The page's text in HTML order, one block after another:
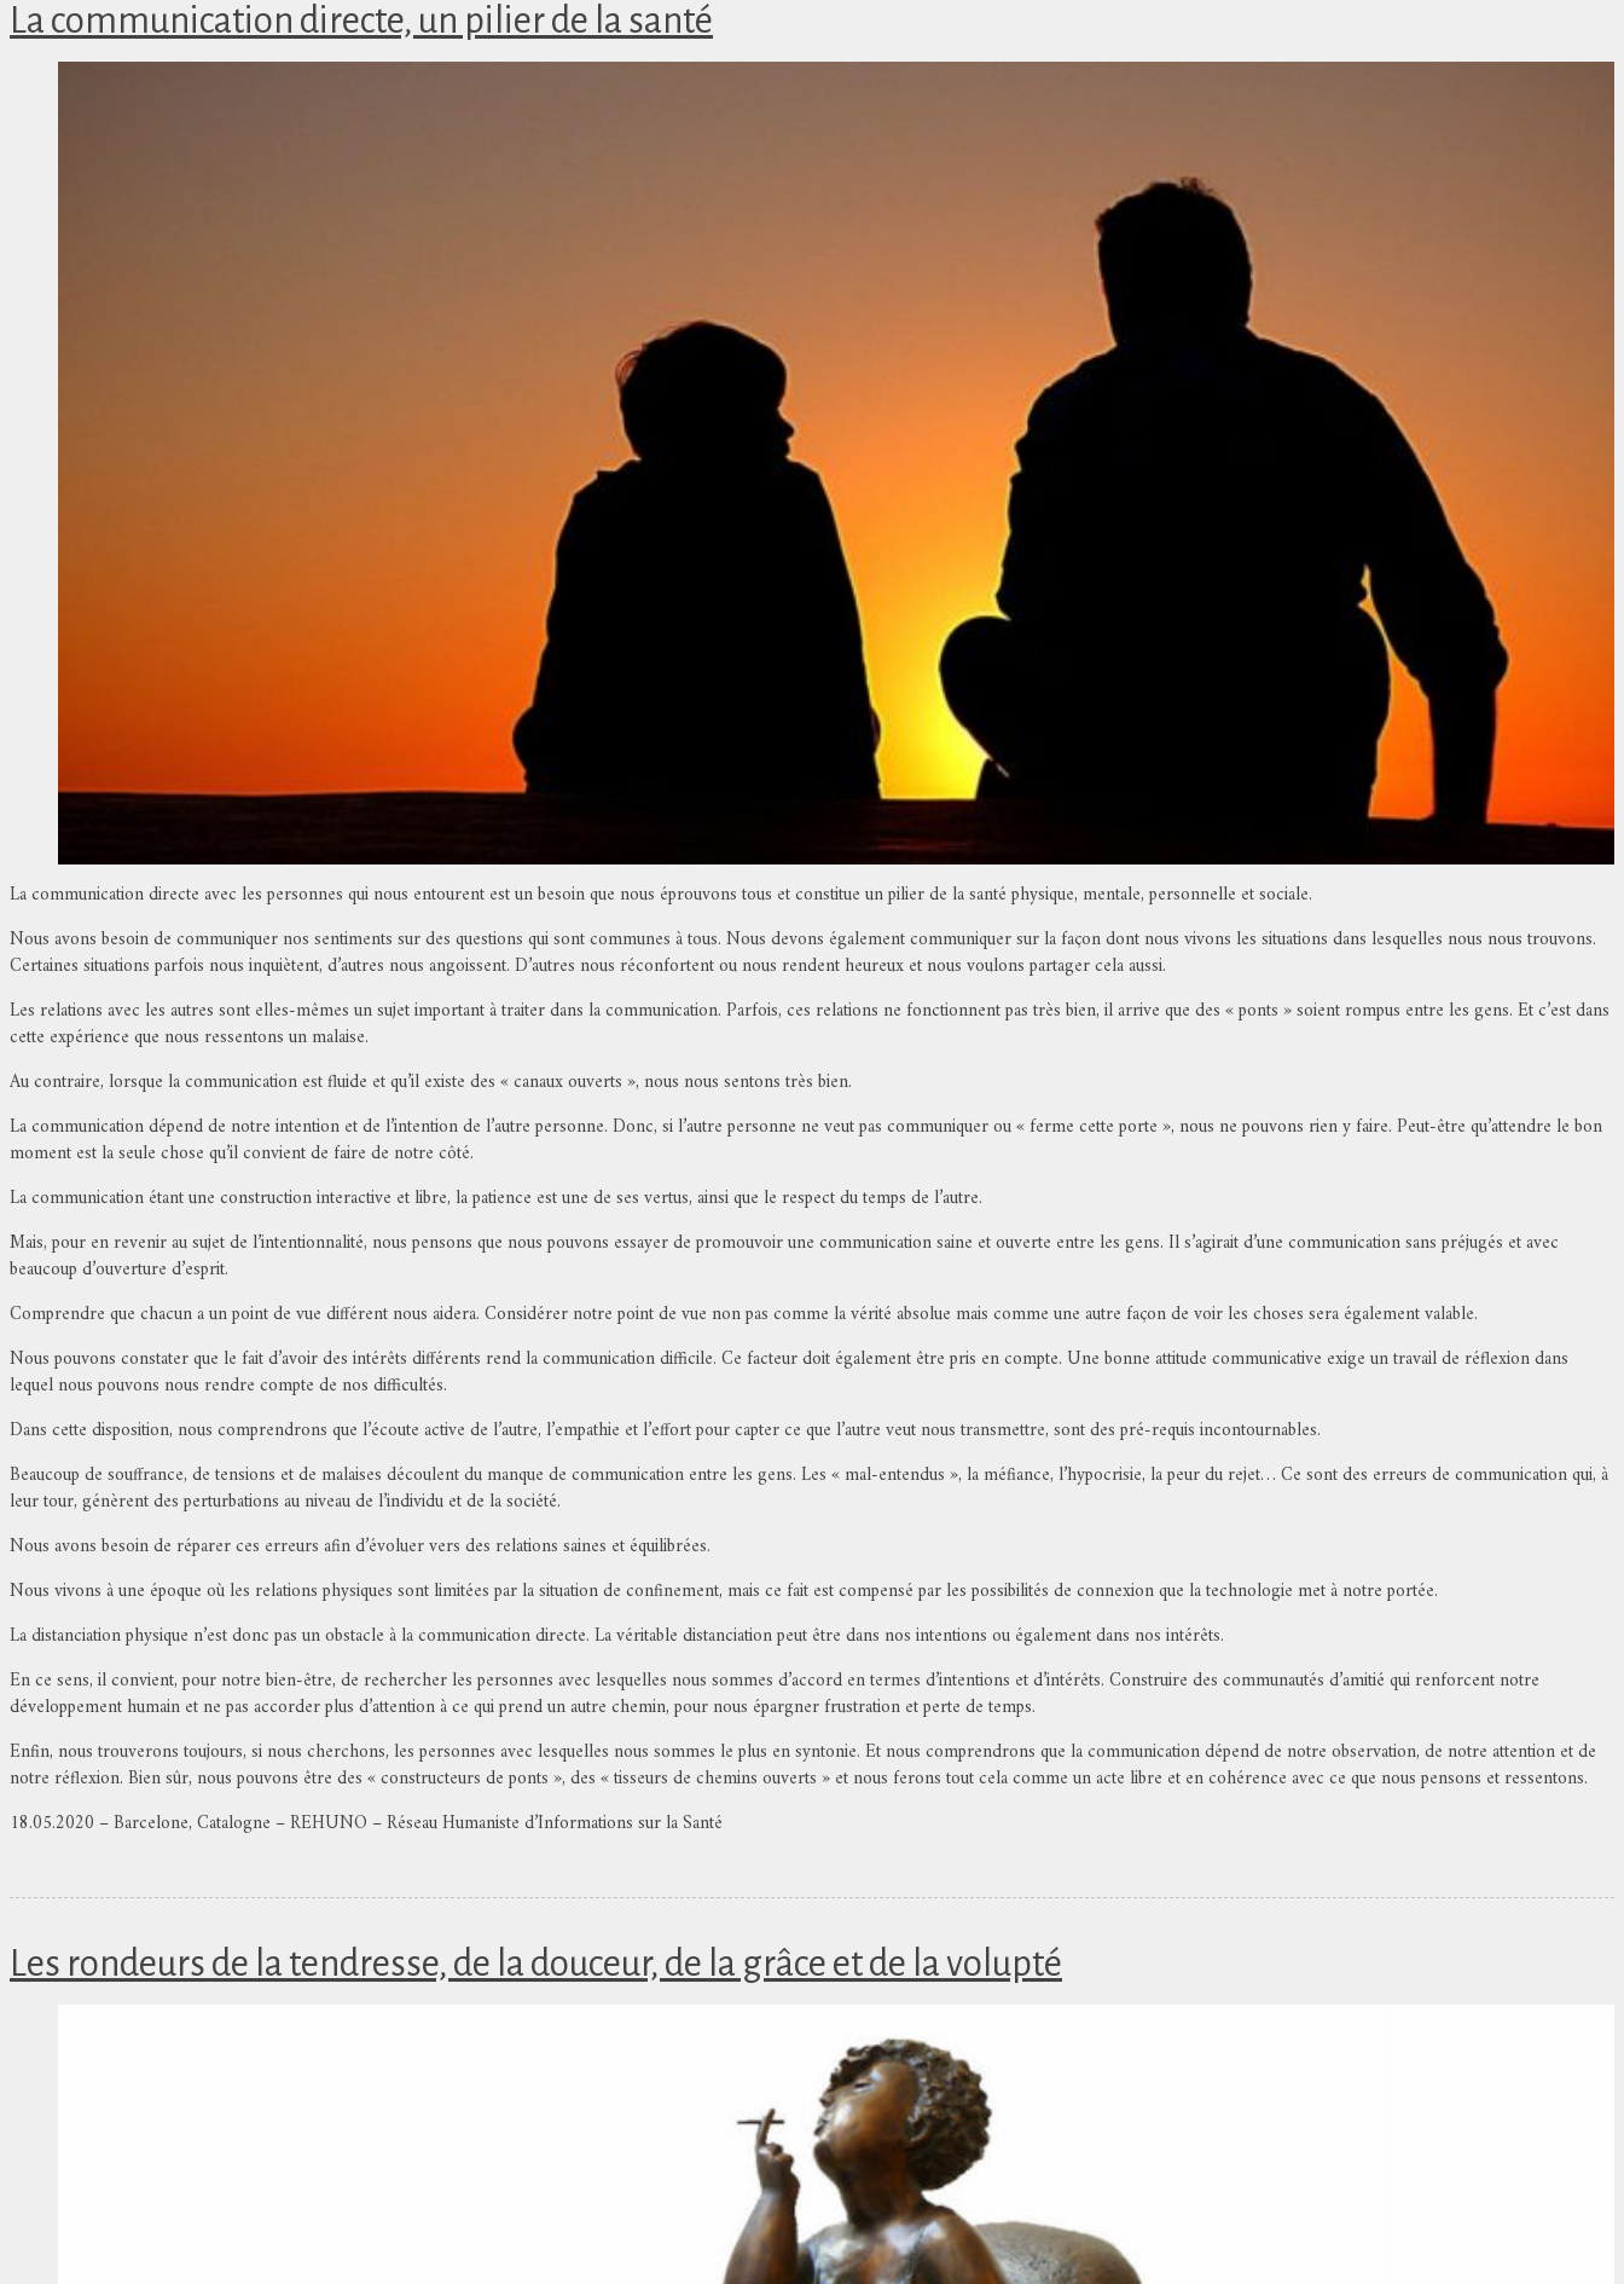
La communication directe, un pilier de la santé
La communication directe avec les personnes qui nous entourent est un besoin que nous éprouvons tous et constitue un pilier de la santé physique, mentale, personnelle et sociale.
Nous avons besoin de communiquer nos sentiments sur des questions qui sont communes à tous. Nous devons également communiquer sur la façon dont nous vivons les situations dans lesquelles nous nous trouvons.
Certaines situations parfois nous inquiètent, d’autres nous angoissent. D’autres nous réconfortent ou nous rendent heureux et nous voulons partager cela aussi.
Les relations avec les autres sont elles-mêmes un sujet important à traiter dans la communication. Parfois, ces relations ne fonctionnent pas très bien, il arrive que des « ponts » soient rompus entre les gens. Et c’est dans
cette expérience que nous ressentons un malaise.
Au contraire, lorsque la communication est fluide et qu’il existe des « canaux ouverts », nous nous sentons très bien.
La communication dépend de notre intention et de l’intention de l’autre personne. Donc, si l’autre personne ne veut pas communiquer ou « ferme cette porte », nous ne pouvons rien y faire. Peut-être qu’attendre le bon
moment est la seule chose qu’il convient de faire de notre côté.
La communication étant une construction interactive et libre, la patience est une de ses vertus, ainsi que le respect du temps de l’autre.
Mais, pour en revenir au sujet de l’intentionnalité, nous pensons que nous pouvons essayer de promouvoir une communication saine et ouverte entre les gens. Il s’agirait d’une communication sans préjugés et avec
beaucoup d’ouverture d’esprit.
Comprendre que chacun a un point de vue différent nous aidera. Considérer notre point de vue non pas comme la vérité absolue mais comme une autre façon de voir les choses sera également valable.
Nous pouvons constater que le fait d’avoir des intérêts différents rend la communication difficile. Ce facteur doit également être pris en compte. Une bonne attitude communicative exige un travail de réflexion dans
lequel nous pouvons nous rendre compte de nos difficultés.
Dans cette disposition, nous comprendrons que l’écoute active de l’autre, l’empathie et l’effort pour capter ce que l’autre veut nous transmettre, sont des pré-requis incontournables.
Beaucoup de souffrance, de tensions et de malaises découlent du manque de communication entre les gens. Les « mal-entendus », la méfiance, l’hypocrisie, la peur du rejet… Ce sont des erreurs de communication qui, à
leur tour, génèrent des perturbations au niveau de l’individu et de la société.
Nous avons besoin de réparer ces erreurs afin d’évoluer vers des relations saines et équilibrées.
Nous vivons à une époque où les relations physiques sont limitées par la situation de confinement, mais ce fait est compensé par les possibilités de connexion que la technologie met à notre portée.
La distanciation physique n’est donc pas un obstacle à la communication directe. La véritable distanciation peut être dans nos intentions ou également dans nos intérêts.
En ce sens, il convient, pour notre bien-être, de rechercher les personnes avec lesquelles nous sommes d’accord en termes d’intentions et d’intérêts. Construire des communautés d’amitié qui renforcent notre
développement humain et ne pas accorder plus d’attention à ce qui prend un autre chemin, pour nous épargner frustration et perte de temps.
Enfin, nous trouverons toujours, si nous cherchons, les personnes avec lesquelles nous sommes le plus en syntonie. Et nous comprendrons que la communication dépend de notre observation, de notre attention et de
notre réflexion. Bien sûr, nous pouvons être des « constructeurs de ponts », des « tisseurs de chemins ouverts » et nous ferons tout cela comme un acte libre et en cohérence avec ce que nous pensons et ressentons.
18.05.2020 – Barcelone, Catalogne – REHUNO – Réseau Humaniste d’Informations sur la Santé
Les rondeurs de la tendresse, de la douceur, de la grâce et de la volupté